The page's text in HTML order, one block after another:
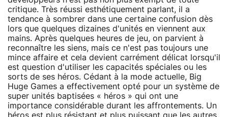
critique. Très réussi esthétiquement parlant, il a
tendance à sombrer dans une certaine confusion dès
lors que quelques dizaines d'unités en viennent aux
mains. Après quelques heures de jeu, on parvient à
reconnaître les siens, mais ce n'est pas toujours une
mince affaire et cela devient carrément délicat lorsqu'il
est question d'utiliser les capacités spéciales ou les
sorts de ses héros. Cédant à la mode actuelle, Big
Huge Games a effectivement opté pour un système de
super unités baptisées « héros » qui ont une
importance considérable durant les affrontements. Un
héros est plus résistant et plus puissant que les autres